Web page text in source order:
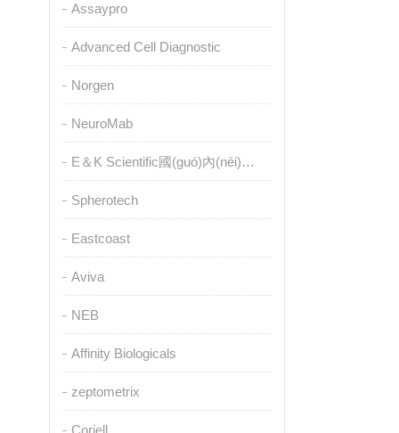
Assaypro
Advanced Cell Diagnostic
Norgen
NeuroMab
E＆K Scientific國(guó)內(nèi)授權(quán)代理
Spherotech
Eastcoast
Aviva
NEB
Affinity Biologicals
zeptometrix
Coriell